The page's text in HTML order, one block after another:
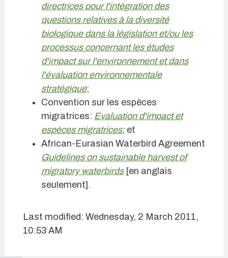
directrices pour l'intégration des
questions relatives à la diversité
biologique dans la législation et/ou les
processus concernant les études
d'impact sur l'environnement et dans
l'évaluation environnementale
stratégique;
Convention sur les espèces
migratrices: Evaluation d'impact et
espèces migratrices; et
African-Eurasian Waterbird Agreement
Guidelines on sustainable harvest of
migratory waterbirds [en anglais
seulement].
Last modified: Wednesday, 2 March 2011,
10:53 AM